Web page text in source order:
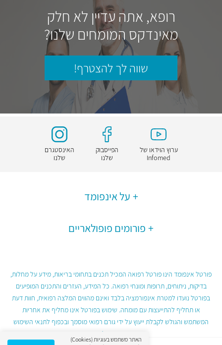
רופא, אתה עדיין לא חלק
מאינדקס המומחים שלנו?
שווה לך להצטרף!
ערוץ הוידאו של
Infomed
הפייסבוק
שלנו
האינסטגרם
שלנו
על אינפומד
פורומים פופולאריים
פורטל אינפומד הינו פורטל רפואה המכיל תכנים בתחומי בריאות, מידע על מחלות,
בדיקות, ניתוחים, תרופות ומונחי רפואה. כל המידע, העזרים והתכנים המופיעים
בפורטל נועדו למטרת אינפורמציה בלבד ואינם מהווים המלצה רפואית, חוות דעת
או תחליף להתייעצות עם מומחה. שימוש בפורטל אינו מחליף את אחריות
המשתמש והגולש לקבלת ייעוץ על ידי גורם רפואי מוסמך ובכפוף לתנאי השימוש
בפורטל.
האתר משתמש בעוגיות (Cookies)